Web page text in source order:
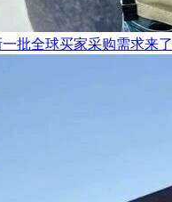
批全球买家采购需求来了